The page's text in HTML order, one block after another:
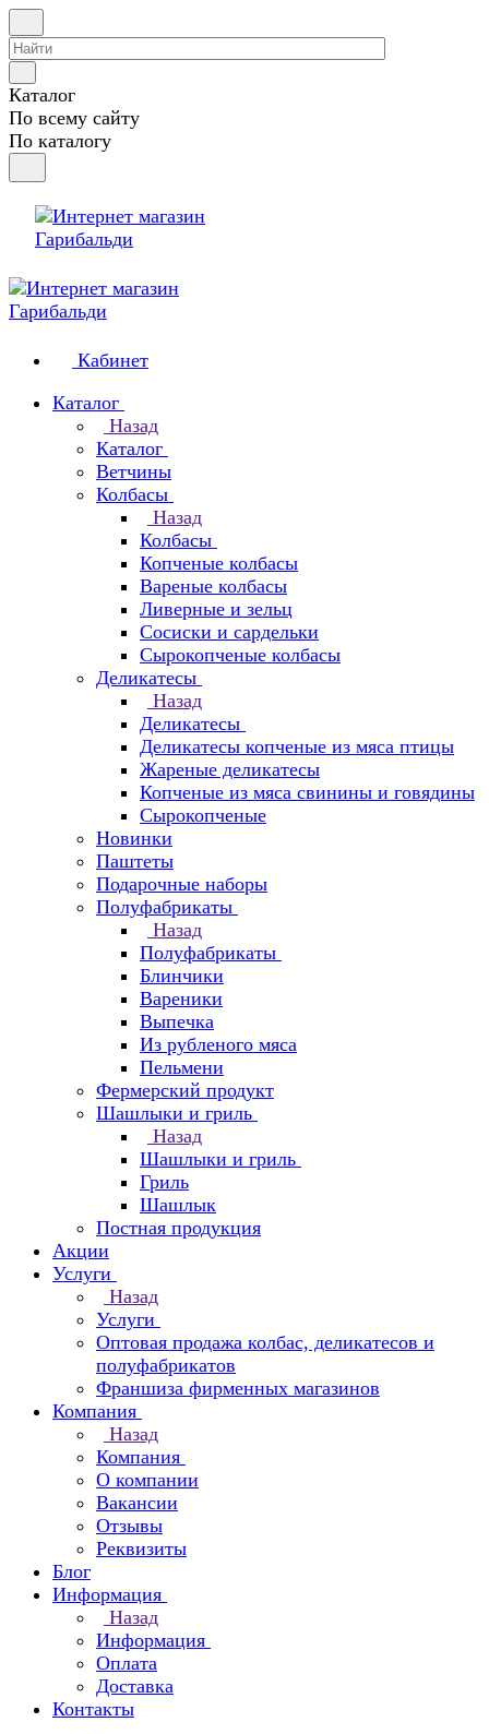
Каталог
По всему сайту
По каталогу
Кабинет
Каталог
Назад
Каталог
Ветчины
Колбасы
Назад
Колбасы
Копченые колбасы
Вареные колбасы
Ливерные и зельц
Сосиски и сардельки
Сырокопченые колбасы
Деликатесы
Назад
Деликатесы
Деликатесы копченые из мяса птицы
Жареные деликатесы
Копченые из мяса свинины и говядины
Сырокопченые
Новинки
Паштеты
Подарочные наборы
Полуфабрикаты
Назад
Полуфабрикаты
Блинчики
Вареники
Выпечка
Из рубленого мяса
Пельмени
Фермерский продукт
Шашлыки и гриль
Назад
Шашлыки и гриль
Гриль
Шашлык
Постная продукция
Акции
Услуги
Назад
Услуги
Оптовая продажа колбас, деликатесов и
полуфабрикатов
Франшиза фирменных магазинов
Компания
Назад
Компания
О компании
Вакансии
Отзывы
Реквизиты
Блог
Информация
Назад
Информация
Оплата
Доставка
Контакты